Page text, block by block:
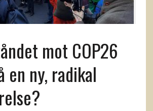
mot COP26
en ny, radikal